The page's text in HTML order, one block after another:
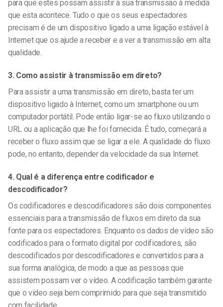
para que estes possam assistir à sua transmissão à medida
que esta acontece. Tudo o que os seus espectadores
precisam é de um dispositivo ligado a uma ligação estável à
Internet que os ajude a receber e a ver a transmissão em alta
qualidade.
3. Como assistir à transmissão em direto?
Para assistir a uma transmissão em direto, basta ter um
dispositivo ligado à Internet, como um smartphone ou um
computador portátil. Pode então ligar-se ao fluxo utilizando o
URL ou a aplicação que lhe foi fornecida. É tudo, começará a
receber o fluxo assim que se ligar a ele. A qualidade do fluxo
pode, no entanto, depender da velocidade da sua Internet.
4. Qual é a diferença entre codificador e
descodificador?
Os codificadores e descodificadores são dois componentes
essenciais para a transmissão de fluxos em direto da sua
fonte para os espectadores. Enquanto os dados de vídeo são
codificados para o formato digital por codificadores, são
descodificados por descodificadores e convertidos para a
sua forma analógica, de modo a que as pessoas que
assistem possam ver o vídeo. A codificação também garante
que o vídeo seja bem comprimido para que seja transmitido
com facilidade.